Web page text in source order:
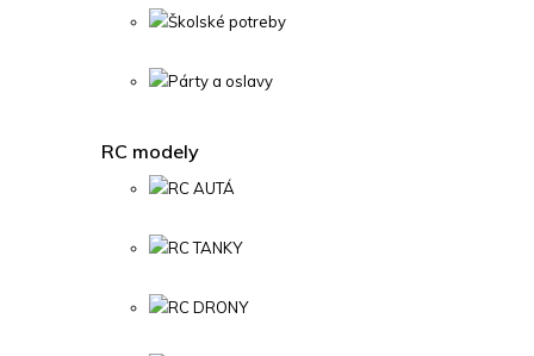
Školské potreby
Párty a oslavy
RC modely
RC AUTÁ
RC TANKY
RC DRONY